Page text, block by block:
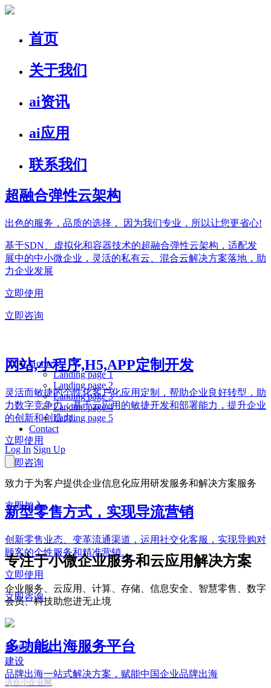
首页
关于我们
ai资讯
ai应用
联系我们
超融合弹性云架构
出色的服务，品质的选择， 因为我们专业，所以让您更省心!
基于SDN、虚拟化和容器技术的超融合弹性云架构，适配发
展中的中小微企业，灵活的私有云、混合云解决方案落地，助
力企业发展
立即使用
立即咨询
网站,小程序,H5,APP定制开发
灵活而敏捷的个性化客户化应用定制，帮助企业良好转型，助
力数字竞争力；基于云应用的敏捷开发和部署能力，提升企业
的创新和创造力。
立即使用
立即咨询
新型零售方式，实现导流营销
创新零售业态、变革流通渠道，运用社交化客服，实现导购对
顾客的个性服务和精准营销。
立即使用
立即咨询
多功能出海服务平台
品牌出海一站式解决方案，赋能中国企业品牌出海
Home
Landing page 1
Landing page 2
Landing page 3
Landing page 4
Landing page 5
Contact
Log In Sign Up
致力于为客户提供企业信息化应用研发服务和解决方案服务
立即加入
专注于小微企业服务和云应用解决方案
企业服务、云应用、计算、存储、信息安全、智慧零售、数字
会员、科技助您进无止境
基础型网站
建设
适合小企业网